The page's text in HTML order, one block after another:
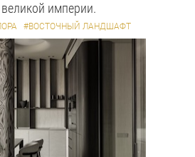
империи.
#ВОСТОЧНЫЙ ЛАНДШАФТ